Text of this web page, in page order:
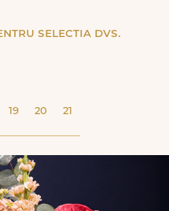
selectia dvs.
19 20 21